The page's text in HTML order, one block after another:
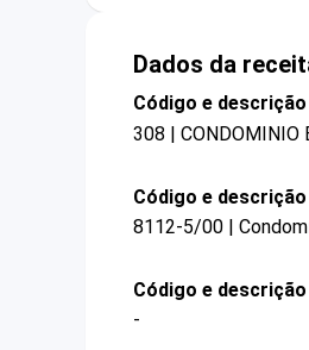
Dados da
Código e
308 | CONDOMINIO
Código e
8112-5/00 |
Código e
-